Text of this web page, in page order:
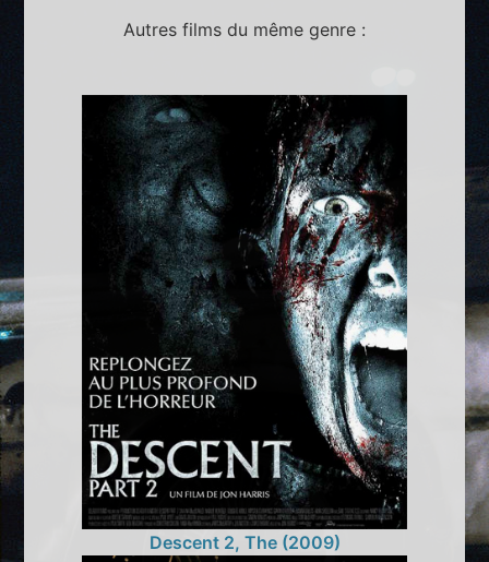
Autres films du même genre :
Descent 2, The (2009)